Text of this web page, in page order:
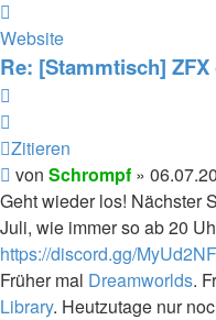
von
Schrompf
Website
Re: [Stammtisch]
Zitieren
Beitrag
von Schrompf »
Geht wieder los! Nächster
Juli, wie immer so ab 20
https://discord.gg/
Früher mal Dreamworlds.
Library. Heutzutage nur